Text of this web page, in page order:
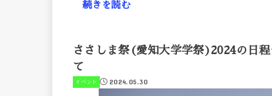
続きを読む
ささしま祭(愛知大学学祭)2024の日
て
イベント 2024.05.30